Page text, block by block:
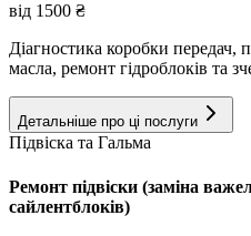
від 1500 ₴
Діагностика коробки передач,
масла, ремонт гідроблоків та
Детальніше про ці послуги
Підвіска та Гальма
Ремонт підвіски (заміна
сайлентблоків)